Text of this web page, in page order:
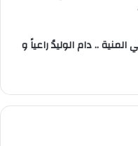
.. دام الوليدُ راعياً و